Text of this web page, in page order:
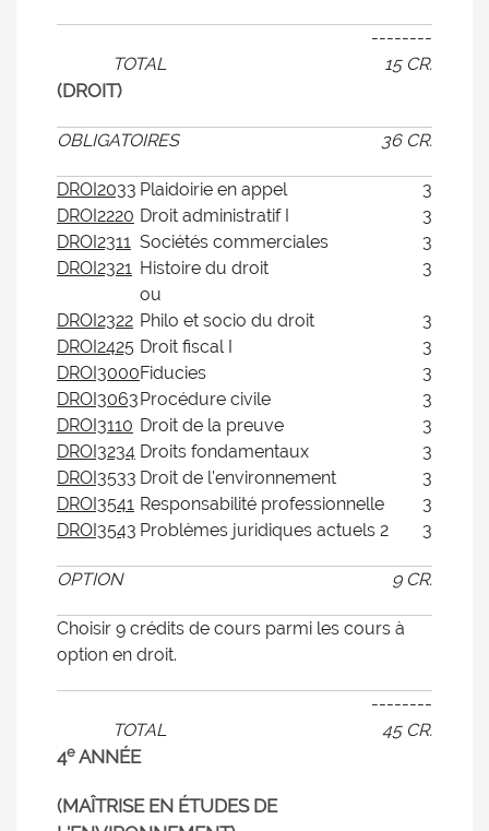
--------
TOTAL
15 CR.
(DROIT)
OBLIGATOIRES 36 CR.
DROI2033 Plaidoirie en appel
3
DROI2220 Droit administratif I
3
DROI2311 Sociétés commerciales
3
DROI2321 Histoire du droit
3
ou
DROI2322 Philo et socio du droit
3
DROI2425 Droit fiscal I
3
DROI3000Fiducies
3
DROI3063Procédure civile
3
DROI3110 Droit de la preuve
3
DROI3234 Droits fondamentaux
3
DROI3533 Droit de l'environnement
3
DROI3541 Responsabilité professionnelle
3
DROI3543 Problèmes juridiques actuels 2 3
OPTION 9 CR.
Choisir 9 crédits de cours parmi les cours à
option en droit.
--------
TOTAL
45 CR.
4e ANNÉE
(MAÎTRISE EN ÉTUDES DE